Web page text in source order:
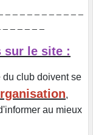
sur le site :
du club doivent se
,
au mieux